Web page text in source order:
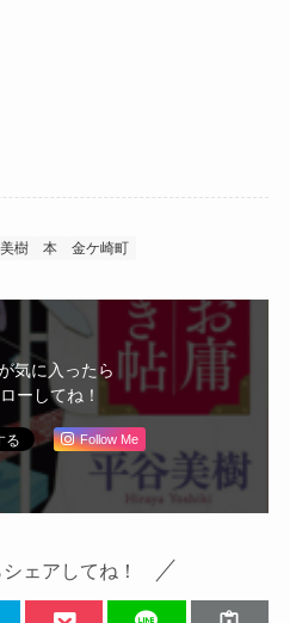
樹 本 金ケ崎町
気に入ったら
ーしてね！
Follow Me
ェアしてね！